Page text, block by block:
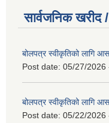
सार्वजनिक खरीद
बोलपत्र स्वीकृतिको लागि
Post date: 05/27/2026
बोलपत्र स्वीकृतिको लागि
Post date: 05/22/2026